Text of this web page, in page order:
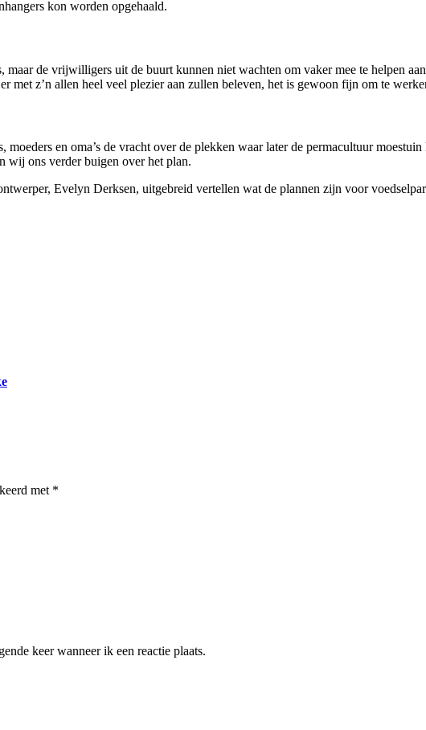
kon worden opgehaald.
maar de vrijwilligers uit de buurt kunnen niet wachten om vaker mee te helpen
met z’n allen heel veel plezier aan zullen beleven, het is gewoon fijn om te
en oma’s de vracht over de plekken waar later de permacultuur
wij ons verder buigen over het plan.
Evelyn Derksen, uitgebreid vertellen wat de plannen zijn voor
met *
keer wanneer ik een reactie plaats.